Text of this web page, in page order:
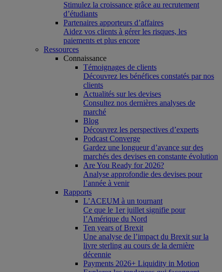
Stimulez la croissance grâce au recrutement
d’étudiants
Partenaires apporteurs d’affaires
Aidez vos clients à gérer les risques, les
paiements et plus encore
Ressources
Connaissance
Témoignages de clients
Découvrez les bénéfices constatés par nos
clients
Actualités sur les devises
Consultez nos dernières analyses de
marché
Blog
Découvrez les perspectives d’experts
Podcast Converge
Gardez une longueur d’avance sur des
marchés des devises en constante évolution
Are You Ready for 2026?
Analyse approfondie des devises pour
l’année à venir
Rapports
L’ACEUM à un tournant
Ce que le 1er juillet signifie pour
l’Amérique du Nord
Ten years of Brexit
Une analyse de l’impact du Brexit sur la
livre sterling au cours de la dernière
décennie
Payments 2026+ Liquidity in Motion